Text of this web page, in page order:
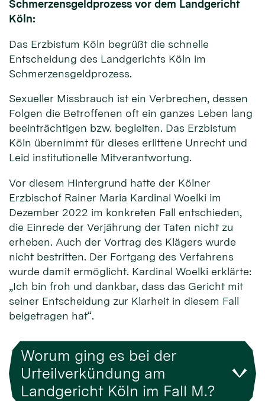
Schmerzensgeldprozess vor dem Landgericht
Köln:
Das Erzbistum Köln begrüßt die schnelle
Entscheidung des Landgerichts Köln im
Schmerzensgeldprozess.
Sexueller Missbrauch ist ein Verbrechen, dessen
Folgen die Betroffenen oft ein ganzes Leben lang
beeinträchtigen bzw. begleiten. Das Erzbistum
Köln übernimmt für dieses erlittene Unrecht und
Leid institutionelle Mitverantwortung.
Vor diesem Hintergrund hatte der Kölner
Erzbischof Rainer Maria Kardinal Woelki im
Dezember 2022 im konkreten Fall entschieden,
die Einrede der Verjährung der Taten nicht zu
erheben. Auch der Vortrag des Klägers wurde
nicht bestritten. Der Fortgang des Verfahrens
wurde damit ermöglicht. Kardinal Woelki erklärte:
„Ich bin froh und dankbar, dass das Gericht mit
seiner Entscheidung zur Klarheit in diesem Fall
beigetragen hat“.
Worum ging es bei der
Urteilverkündung am
Landgericht Köln im Fall M.?